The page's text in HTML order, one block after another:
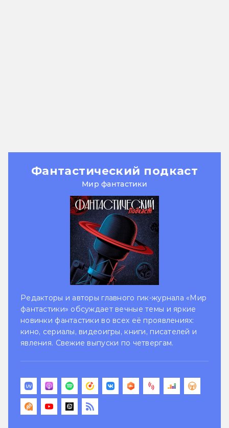
Фантастический подкаст
Мир фантастики
Редакторы и авторы главного гик-журнала «Мир
фантастики» обсуждает вечные темы и яркие
новинки фантастики во всех её проявлениях:
кино, сериалы, видеоигры, книги, писателей и
явления. Свежие выпуски по четвергам.